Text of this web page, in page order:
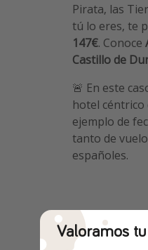
Pirata, las
tú lo eres, te
147€. Conoce
Castillo de
🚨 En este
hotel
ejemplo de
tanto de
españoles.
Detalles
Valoramos